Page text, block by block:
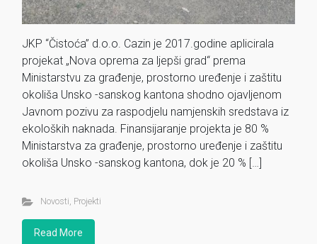
JKP “Čistoća” d.o.o. Cazin je 2017.godine aplicirala
projekat „Nova oprema za ljepši grad“ prema
Ministarstvu za građenje, prostorno uređenje i zaštitu
okoliša Unsko -sanskog kantona shodno ojavljenom
Javnom pozivu za raspodjelu namjenskih sredstava iz
ekoloških naknada. Finansijaranje projekta je 80 %
Ministarstva za građenje, prostorno uređenje i zaštitu
okoliša Unsko -sanskog kantona, dok je 20 % […]
Novosti, Projekti
Read More